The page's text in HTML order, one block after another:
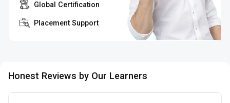
Global Certification
Placement Support
Honest Reviews by Our Learners